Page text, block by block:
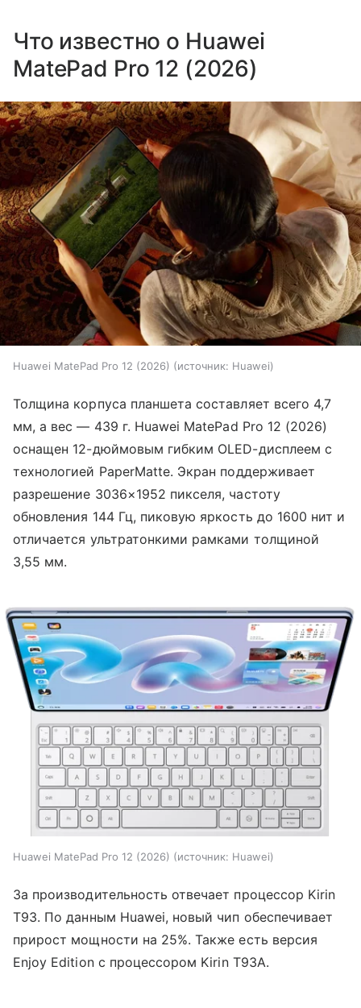
Что известно о Huawei
MatePad Pro 12 (2026)
Huawei MatePad Pro 12 (2026) источник: Huawei
Толщина корпуса планшета составляет всего 4,7
мм, а вес — 439 г. Huawei MatePad Pro 12 (2026)
оснащен 12-дюймовым гибким OLED-дисплеем с
технологией PaperMatte. Экран поддерживает
разрешение 3036×1952 пикселя, частоту
обновления 144 Гц, пиковую яркость до 1600 нит и
отличается ультратонкими рамками толщиной
3,55 мм.
Huawei MatePad Pro 12 (2026) источник: Huawei
За производительность отвечает процессор Kirin
T93. По данным Huawei, новый чип обеспечивает
прирост мощности на 25%. Также есть версия
Enjoy Edition с процессором Kirin T93A.